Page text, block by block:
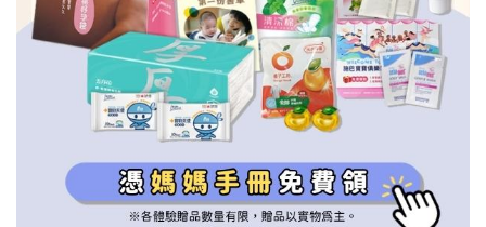
信誼基金會
2022信誼年度報告
2023信誼年度報告
附設幼兒園
小袋鼠幼師網